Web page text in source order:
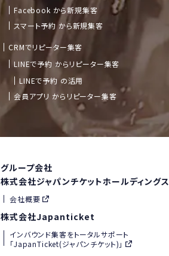
Facebook から新規集客
スマート予約 から新規集客
CRMでリピーター集客
LINEで予約 からリピーター集客
LINEで予約 の活用
会員アプリ からリピーター集客
グループ会社
株式会社ジャパンチケットホールディングス
会社概要
株式会社Japanticket
インバウンド集客をトータルサポート
「JapanTicket(ジャパンチケット)」